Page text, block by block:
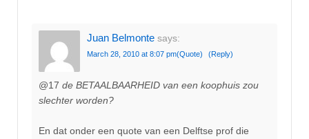
Juan Belmonte says:
March 28, 2010 at 8:07 pm(Quote) (Reply)
@17 de BETAALBAARHEID van een koophuis zou
slechter worden?
En dat onder een quote van een Delftse prof die